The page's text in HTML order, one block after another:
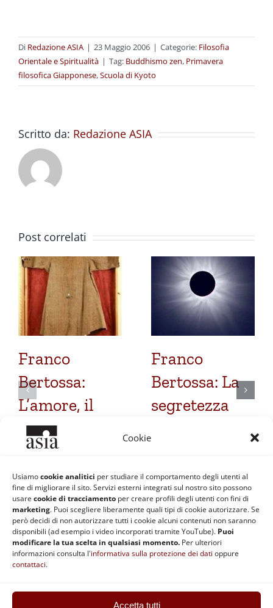
Cookie
Usiamocookie analitici per studiare il comportamento degli utenti al
fine di migliorare il sito. Servizi esterni integrati sul nostro sito possono
usare cookie di tracciamento per creare profili degli utenti con fini di
marketing. Puoi scegliere liberamente quali tipi di cookie autorizzare. Se
però decidi di non autorizzare tutti i cookie alcuni contenuti non saranno
disponibili (ad esempio i video incorporati tramite YouTube). Puoi
modificare la tua scelta in qualsiasi momento. Per ulteriori
informazioni consulta l'informativa sulla protezione dei dati oppure
contattaci.
Accetta tutti
Di Redazione ASIA | 23 Maggio 2006 | Categorie: Filosofia
Orientale e Spiritualità | Tag: Buddhismo zen, Primavera
filosofica Giapponese,Scuola di Kyoto
Scritto da: Redazione ASIA
Post correlati
Franco
Bertossa:
L’amore, il
tratto
fondamentale
del
cristianesimo
16 Marzo 2017
Franco
Bertossa: La
segretezza
Divinità
12 Marzo 2017